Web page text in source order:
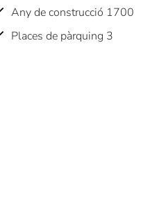
Any de construcció 1700
Places de pàrquing 3